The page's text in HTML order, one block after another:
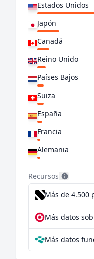
Estados Unidos
Japón
Canadá
Reino Unido
Países Bajos
Suiza
España
Francia
Alemania
Australia
Italia
Suecia
Israel
Recursos
Más de 4.500
Más datos
Más datos